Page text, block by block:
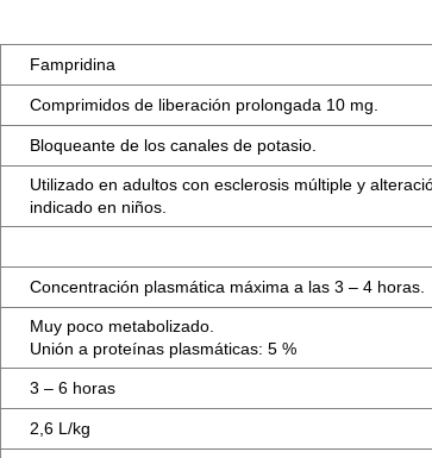
Fampridina
Comprimidos de liberación prolongada 10 mg.
Bloqueante de los canales de potasio.
Utilizado en adultos con esclerosis múltiple y
indicado en niños.
Concentración plasmática máxima a las 3 – 4 horas.
Muy poco metabolizado.
Unión a proteínas plasmáticas: 5 %
3 – 6 horas
2,6 L/kg